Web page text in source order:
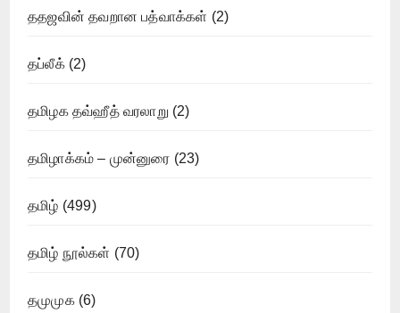
ததஜவின் தவறான பத்வாக்கள் (2)
தப்லீக்(2)
தமிழக தவ்ஹீத் வரலாறு (2)
தமிழாக்கம் – முன்னுரை (23)
தமிழ் (499)
தமிழ் நூல்கள் (70)
தமுமுக(6)